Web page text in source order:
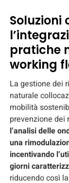
Soluzioni
pratiche
working
La gestione dei
naturale
mobilità
prevenzione dei
l’analisi delle
una
incentivando
giorni
riducendo così